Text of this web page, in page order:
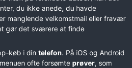
du ikke anede, du havde
manglende velkomstmail eller fravær
gør det sværere at finde
køb i din telefon. På iOS og Android
ofte forsømte prøver, som